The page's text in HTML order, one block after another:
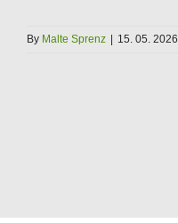
By Malte Sprenz | 15. 05. 2026